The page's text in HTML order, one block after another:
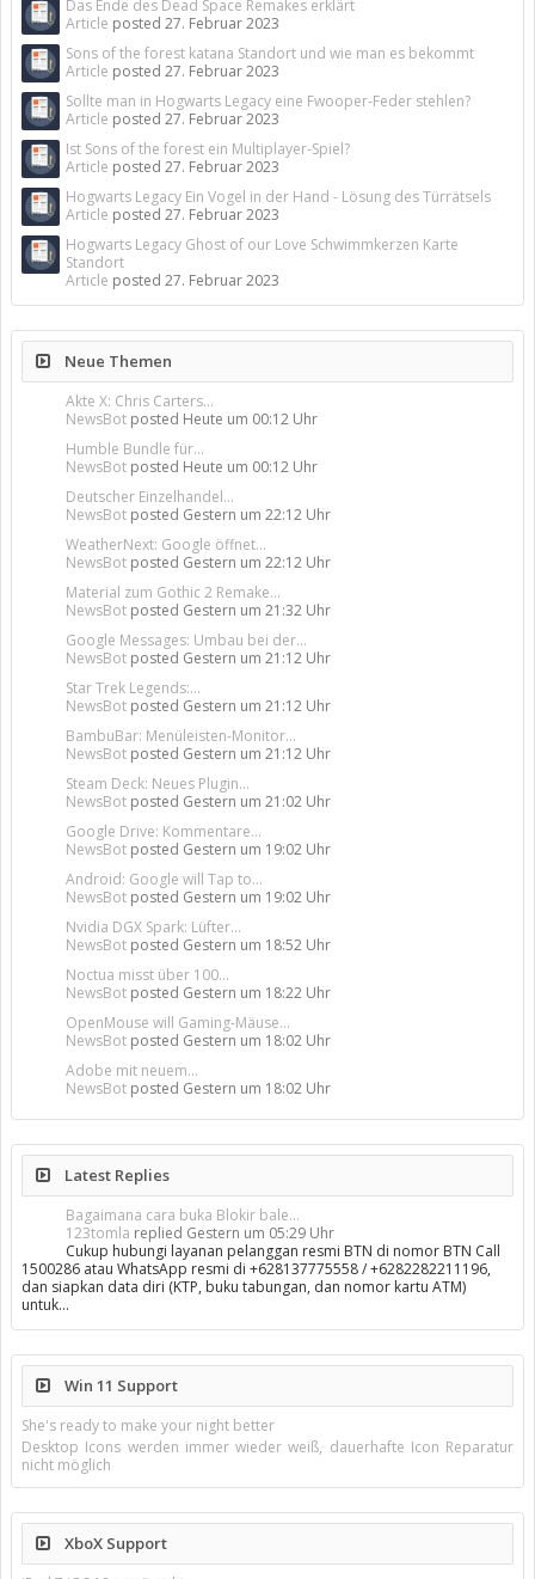
Das Ende des Dead Space Remakes erklärt
Article posted 27. Februar 2023
Sons of the forest katana Standort und wie man es bekommt
Article posted 27. Februar 2023
Sollte man in Hogwarts Legacy eine Fwooper-Feder stehlen?
Article posted 27. Februar 2023
Ist Sons of the forest ein Multiplayer-Spiel?
Article posted 27. Februar 2023
Hogwarts Legacy Ein Vogel in der Hand - Lösung des Türrätsels
Article posted 27. Februar 2023
Hogwarts Legacy Ghost of our Love Schwimmkerzen Karte
Standort
Article posted 27. Februar 2023
Neue Themen
Akte X: Chris Carters...
NewsBot posted Heute um 00:12 Uhr
Humble Bundle für...
NewsBot posted Heute um 00:12 Uhr
Deutscher Einzelhandel...
NewsBot posted Gestern um 22:12 Uhr
WeatherNext: Google öffnet...
NewsBot posted Gestern um 22:12 Uhr
Material zum Gothic 2 Remake...
NewsBot posted Gestern um 21:32 Uhr
Google Messages: Umbau bei der...
NewsBot posted Gestern um 21:12 Uhr
Star Trek Legends:...
NewsBot posted Gestern um 21:12 Uhr
BambuBar: Menüleisten-Monitor...
NewsBot posted Gestern um 21:12 Uhr
Steam Deck: Neues Plugin...
NewsBot posted Gestern um 21:02 Uhr
Google Drive: Kommentare...
NewsBot posted Gestern um 19:02 Uhr
Android: Google will Tap to...
NewsBot posted Gestern um 19:02 Uhr
Nvidia DGX Spark: Lüfter...
NewsBot posted Gestern um 18:52 Uhr
Noctua misst über 100...
NewsBot posted Gestern um 18:22 Uhr
OpenMouse will Gaming-Mäuse...
NewsBot posted Gestern um 18:02 Uhr
Adobe mit neuem...
NewsBot posted Gestern um 18:02 Uhr
Latest Replies
Bagaimana cara buka Blokir bale...
123tomla replied Gestern um 05:29 Uhr
Cukup hubungi layanan pelanggan resmi BTN di nomor BTN Call
1500286 atau WhatsApp resmi di +628137775558 / +6282282211196,
dan siapkan data diri (KTP, buku tabungan, dan nomor kartu ATM)
untuk…
Win 11 Support
She's ready to make your night better
Desktop Icons werden immer wieder weiß, dauerhafte Icon Reparatur
nicht möglich
XboX Support